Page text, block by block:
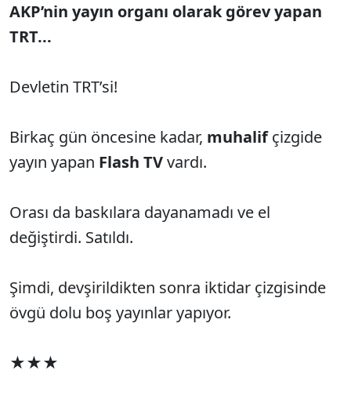
AKP’nin yayın organı olarak görev yapan
TRT...
Devletin TRT’si!
Birkaç gün öncesine kadar, muhalifçizgide
yayın yapan Flash TVvardı.
Orası da baskılara dayanamadı ve el
değiştirdi. Satıldı.
Şimdi, devşirildikten sonra iktidar çizgisinde
övgü dolu boş yayınlar yapıyor.
★★★